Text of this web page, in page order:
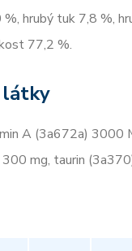
hrubý tuk 7,8 %,
77,2 %.
látky
A (3a672a) 3000
mg, taurin